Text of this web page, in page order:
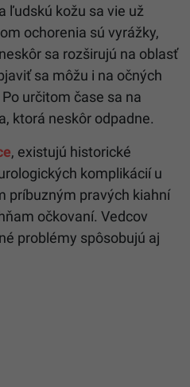
ľudskú kožu sa vie už
ochorenia sú vyrážky,
sa rozširujú na oblasť
sa môžu i na očných
určitom čase sa na
ktorá neskôr odpadne.
, existujú historické
komplikácií u
príbuzným pravých kiahní
očkovaní. Vedcov
problémy spôsobujú aj